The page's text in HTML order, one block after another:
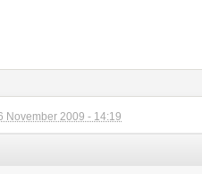
November 2009 - 14:19